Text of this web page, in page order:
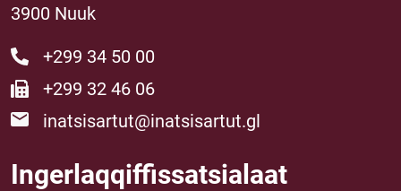
3900 Nuuk
+299 34 50 00
+299 32 46 06
inatsisartut@inatsisartut.gl
Ingerlaqqiffissatsialaat